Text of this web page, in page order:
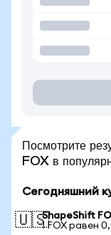
Посмотрите
FOX в
Сегодняшний
🇺🇸ShapeShift
1 FOX равен